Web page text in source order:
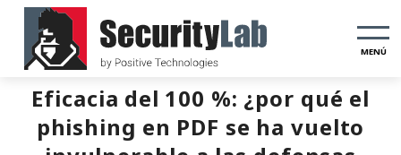
MENÚ
Eficacia del 100 %: ¿por qué el
phishing en PDF se ha vuelto